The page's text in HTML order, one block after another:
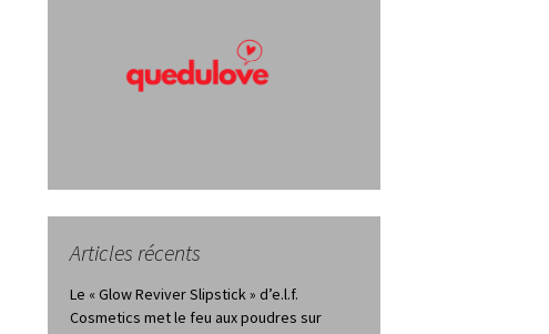
Articles récents
Le « Glow Reviver Slipstick » d’e.l.f.
Cosmetics met le feu aux poudres sur